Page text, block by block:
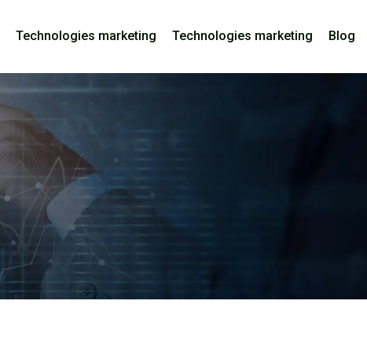
Technologies marketing Technologies marketing Blog